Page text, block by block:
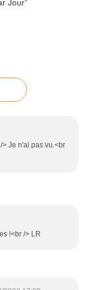
> Je n'ai pas vu.<br
!<br /> LR